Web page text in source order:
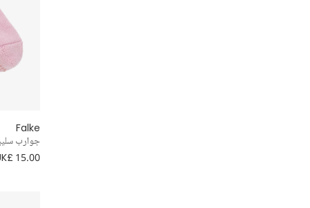
Falke
جوارب
15.00